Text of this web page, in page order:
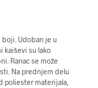
boji. Udoban je u
kaiševi su lako
Ranac se može
Na prednjem delu
poliester materijala,